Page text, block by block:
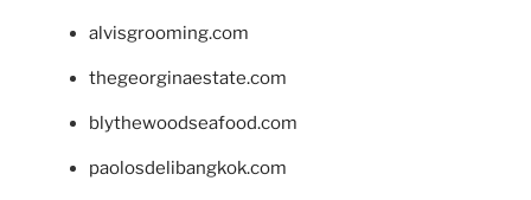
alvisgrooming.com
thegeorginaestate.com
blythewoodseafood.com
paolosdelibangkok.com